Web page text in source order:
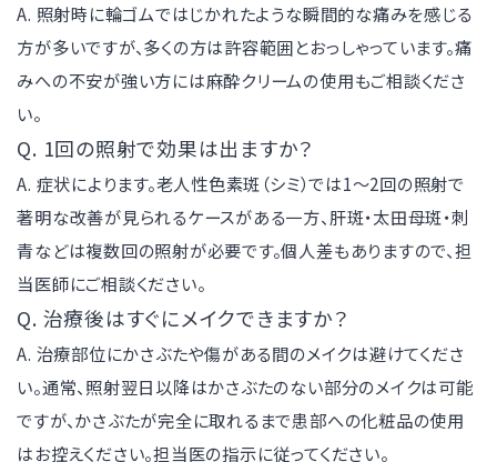
A. 照射時に輪ゴムではじかれたような瞬間的な痛みを感じる
方が多いですが、多くの方は許容範囲とおっしゃっています。痛
みへの不安が強い方には麻酔クリームの使用もご相談くださ
い。
Q. 1回の照射で効果は出ますか？
A. 症状によります。老人性色素斑（シミ）では1〜2回の照射で
著明な改善が見られるケースがある一方、肝斑・太田母斑・刺
青などは複数回の照射が必要です。個人差もありますので、担
当医師にご相談ください。
Q. 治療後はすぐにメイクできますか？
A. 治療部位にかさぶたや傷がある間のメイクは避けてくださ
い。通常、照射翌日以降はかさぶたのない部分のメイクは可能
ですが、かさぶたが完全に取れるまで患部への化粧品の使用
はお控えください。担当医の指示に従ってください。